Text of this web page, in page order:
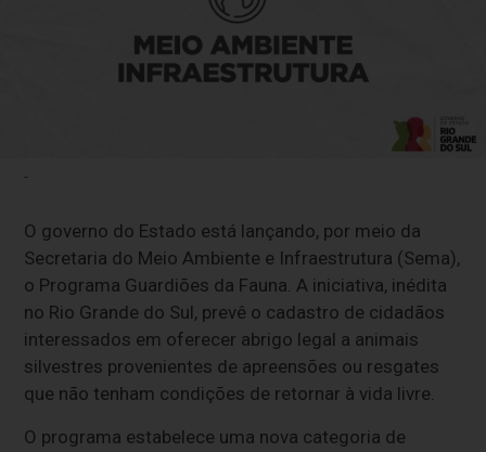
-
O governo do Estado está lançando, por meio da
Secretaria do Meio Ambiente e Infraestrutura (Sema),
o Programa Guardiões da Fauna. A iniciativa, inédita
no Rio Grande do Sul, prevê o cadastro de cidadãos
interessados em oferecer abrigo legal a animais
silvestres provenientes de apreensões ou resgates
que não tenham condições de retornar à vida livre.
O programa estabelece uma nova categoria de